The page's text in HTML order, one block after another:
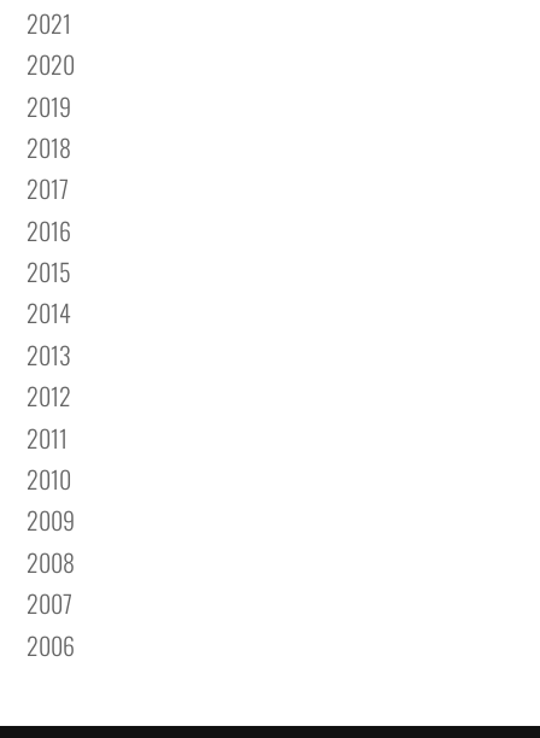
2021
2020
2019
2018
2017
2016
2015
2014
2013
2012
2011
2010
2009
2008
2007
2006